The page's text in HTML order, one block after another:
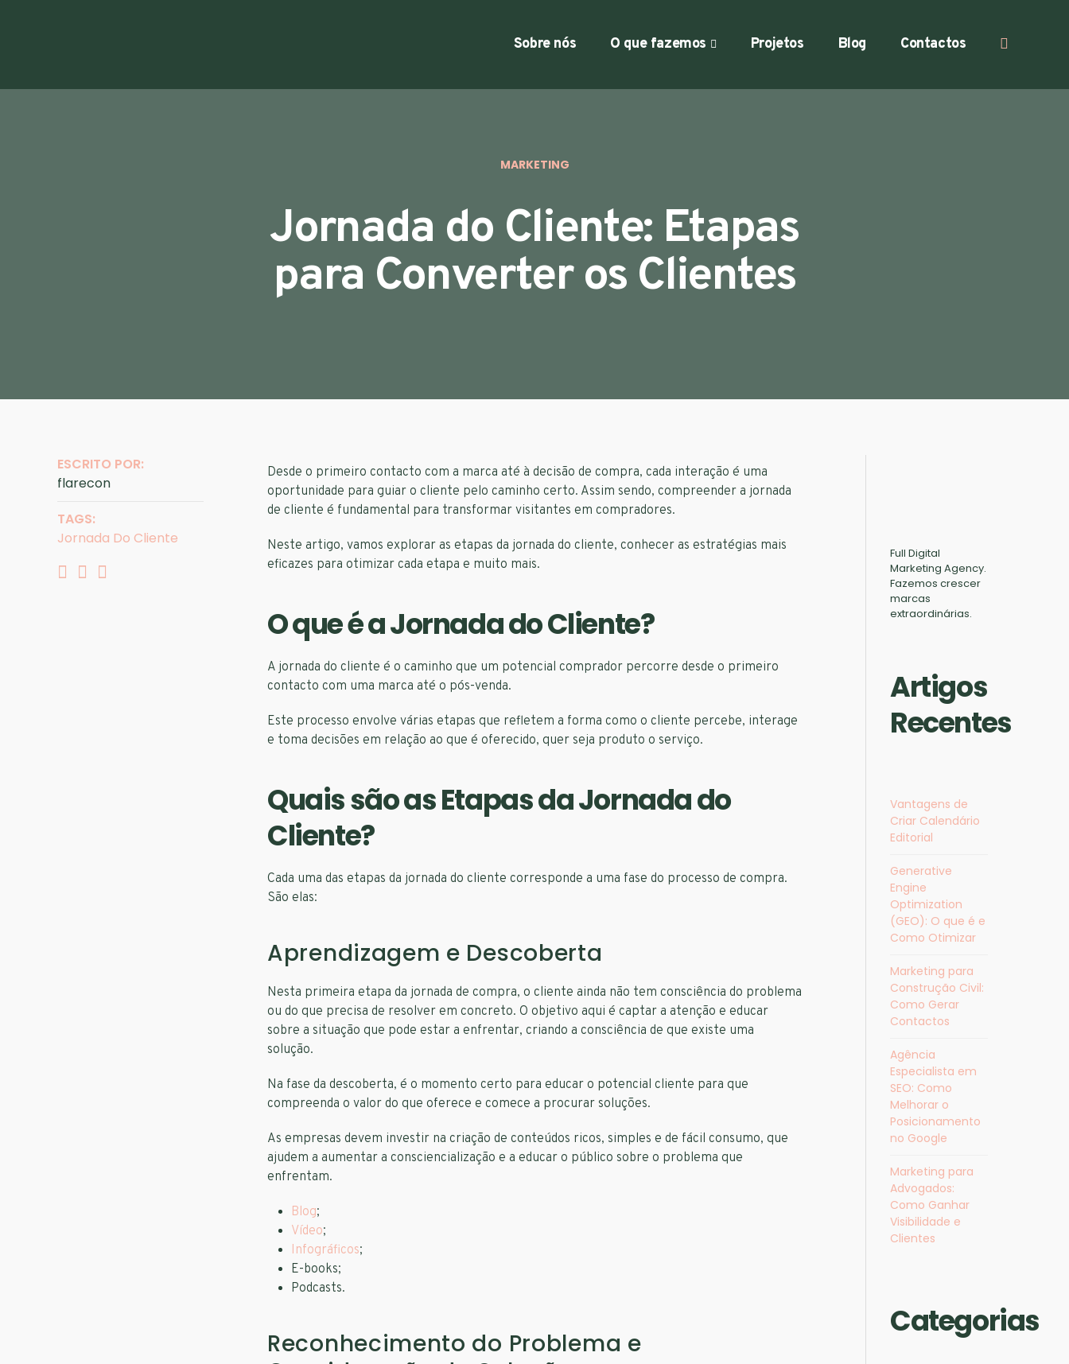
Sobre nós O que fazemos Projetos Blog Contactos
MARKETING
Jornada do Cliente: Etapas
para Converter os Clientes
ESCRITO POR:
flarecon
TAGS:
Jornada Do Cliente
Desde o primeiro contacto com a marca até à decisão de compra, cada interação é uma
oportunidade para guiar o cliente pelo caminho certo. Assim sendo, compreender a jornada
de cliente é fundamental para transformar visitantes em compradores.
Neste artigo, vamos explorar as etapas da jornada do cliente, conhecer as estratégias mais
eficazes para otimizar cada etapa e muito mais.
O que é a Jornada do Cliente?
A jornada do cliente é o caminho que um potencial comprador percorre desde o primeiro
contacto com uma marca até o pós-venda.
Este processo envolve várias etapas que refletem a forma como o cliente percebe, interage
e toma decisões em relação ao que é oferecido, quer seja produto o serviço.
Quais são as Etapas da Jornada do
Cliente?
Cada uma das etapas da jornada do cliente corresponde a uma fase do processo de compra.
São elas:
Aprendizagem e Descoberta
Nesta primeira etapa da jornada de compra, o cliente ainda não tem consciência do problema
ou do que precisa de resolver em concreto. O objetivo aqui é captar a atenção e educar
sobre a situação que pode estar a enfrentar, criando a consciência de que existe uma
solução.
Na fase da descoberta, é o momento certo para educar o potencial cliente para que
compreenda o valor do que oferece e comece a procurar soluções.
As empresas devem investir na criação de conteúdos ricos, simples e de fácil consumo, que
ajudem a aumentar a consciencialização e a educar o público sobre o problema que
enfrentam.
Blog;
Vídeo;
Infográficos;
E-books;
Podcasts.
Reconhecimento do Problema e
Full Digital
Marketing Agency.
Fazemos crescer
marcas
extraordinárias.
Artigos
Recentes
Vantagens de
Criar Calendário
Editorial
Generative
Engine
Optimization
(GEO): O que é e
Como Otimizar
Marketing para
Construção Civil:
Como Gerar
Contactos
Agência
Especialista em
SEO​: Como
Melhorar o
Posicionamento
no Google
Marketing para
Advogados:
Como Ganhar
Visibilidade e
Clientes
Categorias